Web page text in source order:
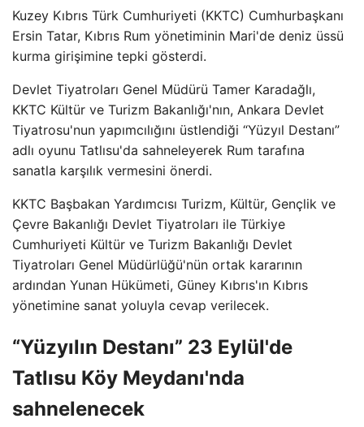
Kuzey Kıbrıs Türk Cumhuriyeti (KKTC) Cumhurbaşkanı
Ersin Tatar, Kıbrıs Rum yönetiminin Mari'de deniz üssü
kurma girişimine tepki gösterdi.
Devlet Tiyatroları Genel Müdürü Tamer Karadağlı,
KKTC Kültür ve Turizm Bakanlığı'nın, Ankara Devlet
Tiyatrosu'nun yapımcılığını üstlendiği “Yüzyıl Destanı”
adlı oyunu Tatlısu'da sahneleyerek Rum tarafına
sanatla karşılık vermesini önerdi.
KKTC Başbakan Yardımcısı Turizm, Kültür, Gençlik ve
Çevre Bakanlığı Devlet Tiyatroları ile Türkiye
Cumhuriyeti Kültür ve Turizm Bakanlığı Devlet
Tiyatroları Genel Müdürlüğü'nün ortak kararının
ardından Yunan Hükümeti, Güney Kıbrıs'ın Kıbrıs
yönetimine sanat yoluyla cevap verilecek.
“Yüzyılın Destanı” 23 Eylül'de
Tatlısu Köy Meydanı'nda
sahnelenecek